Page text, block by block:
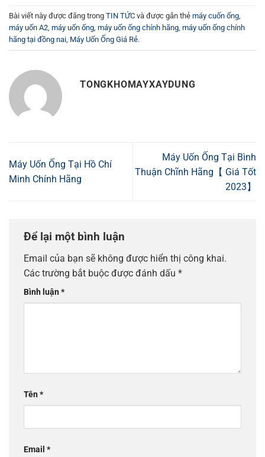
Bài viết này được đăng trong TIN TỨC và được gắn thẻ máy cuốn ống
máy uốn A2 máy uốn ống máy uốn ống chính hãng máy uốn ống chính
hãng tại đồng nai Máy Uốn Ống Giá Rẻ.
TONGKHOMAYXAYDUNG
Máy Uốn Ống Tại Hồ Chí
Minh Chính Hãng
Máy Uốn Ống Tại Bình
Thuận Chĩnh Hãng【 Giá Tốt
2023】
Để lại một bình luận
Email của bạn sẽ không được hiển thị công khai.
Các trường bắt buộc được đánh dấu *
Bình luận*
Tên*
Email *